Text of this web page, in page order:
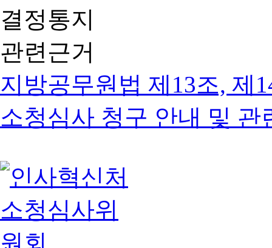
결정통지
관련근거
지방공무원법 제13조, 제
소청심사 청구 안내 및 관